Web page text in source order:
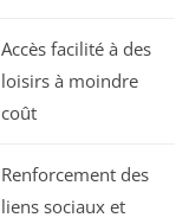
Accès facilité à des
loisirs à moindre
coût
Renforcement des
liens sociaux et